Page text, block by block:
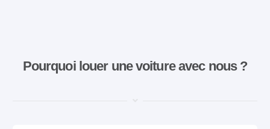
Pourquoi louer une voiture avec nous ?